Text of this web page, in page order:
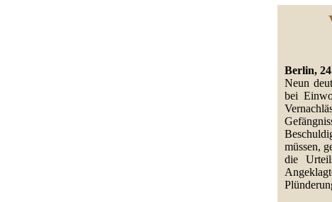
Berlin,
Neun
bei
müssen,
die